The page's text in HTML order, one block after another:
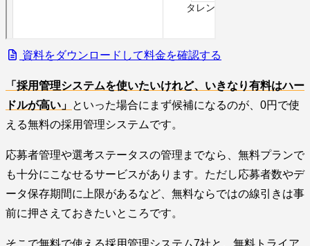
資料をダウンロードして料金を確認する
「採用管理システムを使いたいけれど、いきなり有料はハー
ドルが高い」 といった場合にまず候補になるのが、0円で使
える無料の採用管理システムです。
応募者管理や選考ステータスの管理までなら、無料プランで
も十分にこなせるサービスがあります。ただし応募者数やデ
ータ保存期間に上限があるなど、無料ならではの線引きは事
前に押さえておきたいところです。
そこで無料で使える採用管理システム7社と、無料トライア